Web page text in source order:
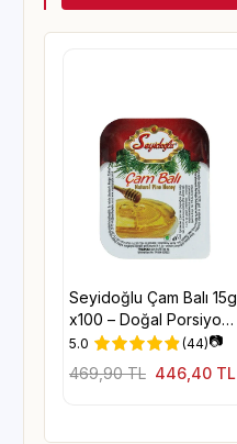
Seyidoğlu Çam Balı 15g
x100 – Doğal Porsiyon
Bal
5.0 (44)📷
446,40 TL
469,90 TL